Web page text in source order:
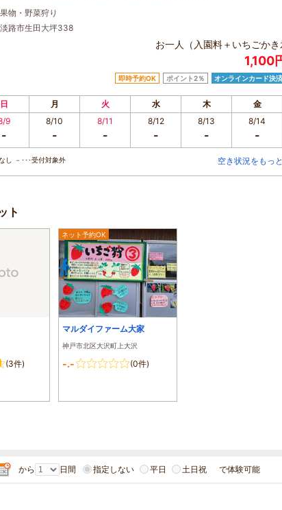
物・野菜狩り
路市生田大坪338
お一人（入園料＋いちごかき
1,100
即時予約OK ポイント2％ オンラインカード決
日 月 火 水 木 金
9
-
8/10
-
8/11
-
8/12
-
8/13
-
8/14
-
し －･･･受付対象外 空き状況をもっ
ト
(3件)
ネット予約OK
マルダイファーム大家
神戸市北区大沢町上大沢
-.- (0件)
から 日間 指定しない 平日 土日祝 で体験可能